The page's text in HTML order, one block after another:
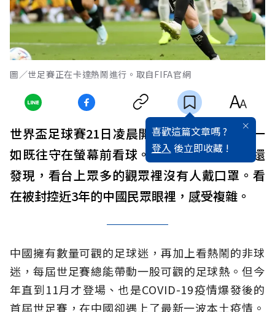
圖／世足賽正在卡達熱鬧進行。取自FIFA官網
喜歡這篇文章嗎 ?
登入 後立即收藏 !
世界盃足球賽21日凌晨開踢，許多中國民眾一
如既往守在螢幕前看球。熱鬧之餘，不少人還
發現，看台上眾多的觀眾裡沒有人戴口罩。看
在被封控近3年的中國民眾眼裡，感受複雜。
中國擁有數量可觀的足球迷，再加上看熱鬧的非球
迷，每屆世足賽總能帶動一股可觀的足球熱。但今
年直到11月才登場、也是COVID-19疫情爆發後的
首屆世足賽，在中國卻遇上了最新一波本土疫情。